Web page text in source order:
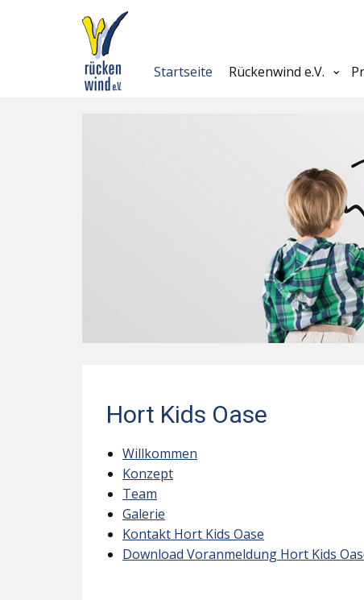
Startseite Rückenwind e.V.
Hort Kids Oase
Willkommen
Konzept
Team
Galerie
Kontakt Hort Kids Oase
Download Voranmeldung Hort Kids